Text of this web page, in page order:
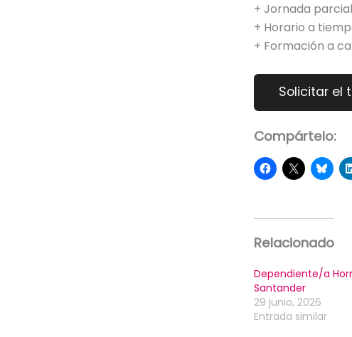
+ Jornada
+ Horario a
+ Formación a
Compártelo:
Relacionado
Dependiente/a
Santander
29 junio, 2026
Entrada similar